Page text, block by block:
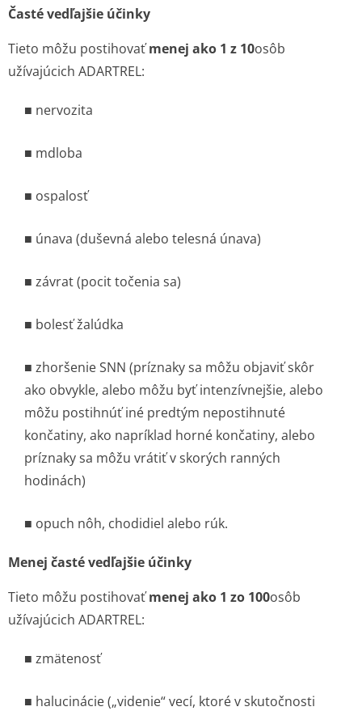
Časté vedľajšie účinky
Tieto môžu postihovaťmenej ako 1 z 10osôb
užívajúcich ADARTREL:
■ nervozita
■ mdloba
■ ospalosť
■ únava (duševná alebo telesná únava)
■ závrat (pocit točenia sa)
■ bolesť žalúdka
■ zhoršenie SNN (príznaky sa môžu objaviť skôr
ako obvykle, alebo môžu byť intenzívnejšie, alebo
môžu postihnúť iné predtým nepostihnuté
končatiny, ako napríklad horné končatiny, alebo
príznaky sa môžu vrátiť v skorých ranných
hodinách)
■ opuch nôh, chodidiel alebo rúk.
Menej časté vedľajšie účinky
Tieto môžu postihovaťmenej ako 1 zo 100osôb
užívajúcich ADARTREL:
■ zmätenosť
■ halucinácie („videnie“ vecí, ktoré v skutočnosti